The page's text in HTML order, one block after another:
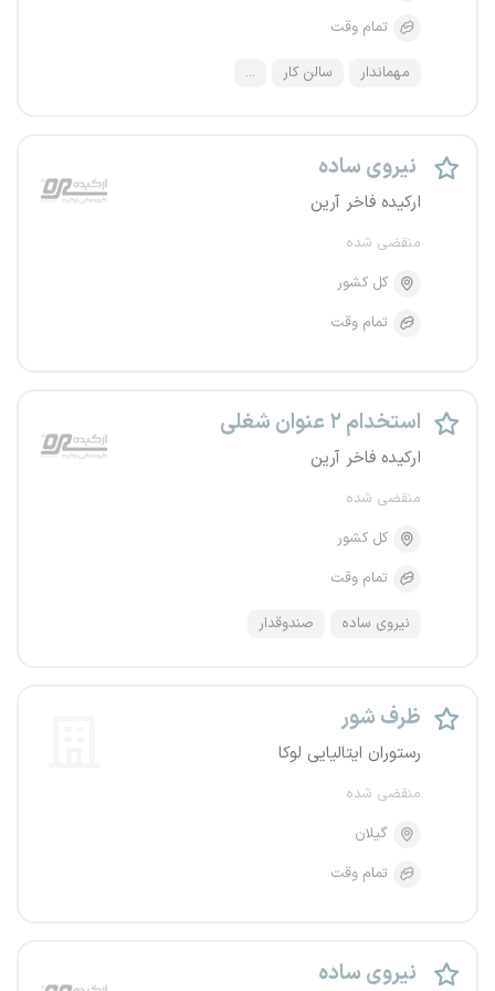
تمام وقت
مهماندار سالن کار ...
نیروی ساده
ارکیده فاخر آرین
منقضی شده
کل کشور
تمام وقت
استخدام ۲ عنوان شغلی
ارکیده فاخر آرین
منقضی شده
کل کشور
تمام وقت
نیروی ساده صندوقدار
ظرف شور
رستوران ایتالیایی لوکا
منقضی شده
گیلان
تمام وقت
نیروی ساده